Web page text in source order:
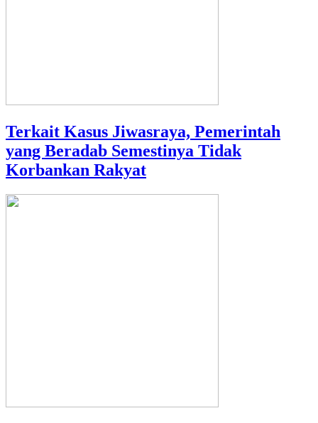
Terkait Kasus Jiwasraya, Pemerintah
yang Beradab Semestinya Tidak
Korbankan Rakyat